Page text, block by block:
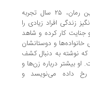
به گزارش مهر، ترزا دریسکل نویسنده این رمان، ۲۵ سال تجربه
زندگی افراد زیادی را
جنایت کار کرده و شاهد
خانواده‌ها و دوستانشان
نوشته به دنبال کشف
او بیشتر درباره زن‌ها و
رخ داده می‌نویسد و